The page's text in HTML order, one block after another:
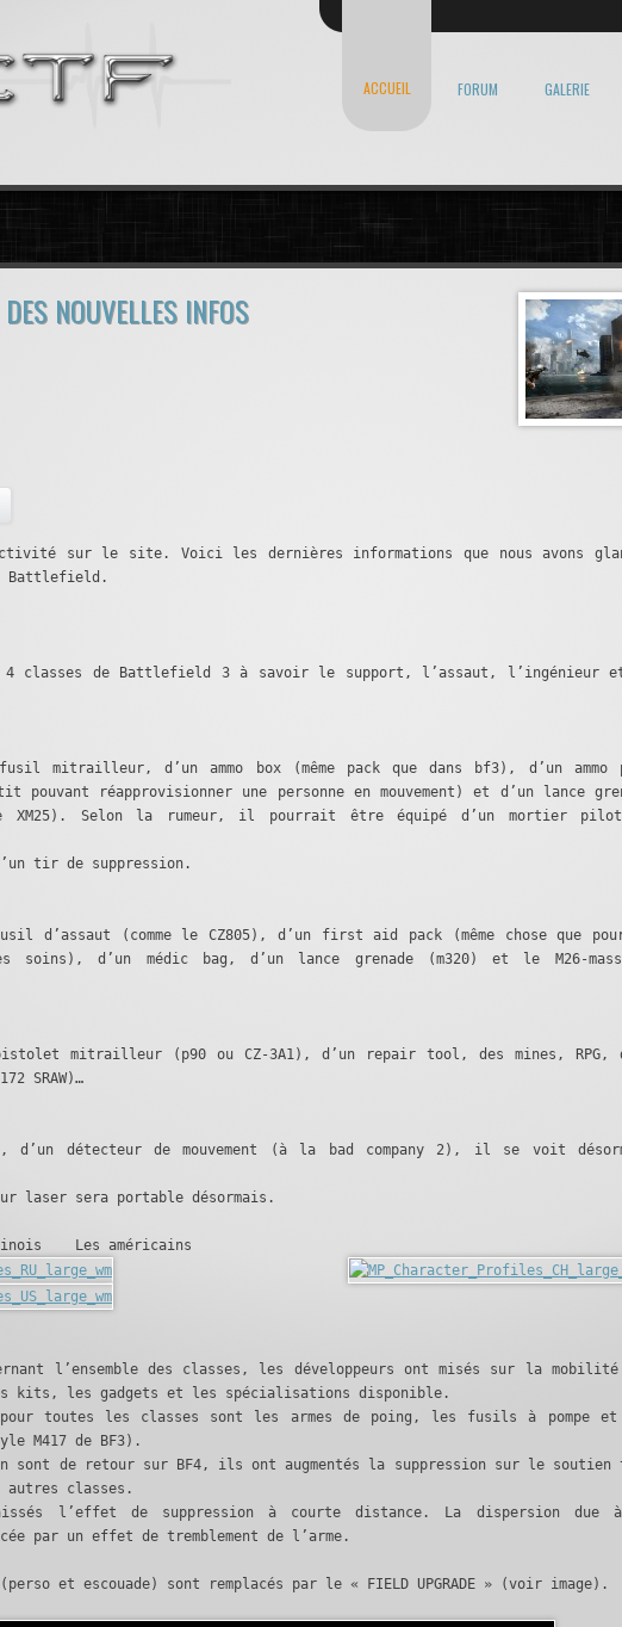
ACCUEIL FORUM GALERIE
NOUVELLES INFOS
sur le site. Voici les dernières informations que nous avons
Battlefield.
4 classes de Battlefield 3 à savoir le support, l’assaut, l’ingénieur
mitrailleur, d’un ammo box (même pack que dans bf3), d’un ammo
pouvant réapprovisionner une personne en mouvement) et d’un lance
le XM25). Selon la rumeur, il pourrait être équipé d’un mortier
tir de suppression.
d’assaut (comme le CZ805), d’un first aid pack (même chose que
soins), d’un médic bag, d’un lance grenade (m320) et le M26-
mitrailleur (p90 ou CZ-3A1), d’un repair tool, des mines, RPG,
SRAW)…
d’un détecteur de mouvement (à la bad company 2), il se voit
laser sera portable désormais.
Les américains
l’ensemble des classes, les développeurs ont misés sur la mobilité
kits, les gadgets et les spécialisations disponible.
pour toutes les classes sont les armes de poing, les fusils à pompe
M417 de BF3).
sont de retour sur BF4, ils ont augmentés la suppression sur le soutien
autres classes.
l’effet de suppression à courte distance. La dispersion due
par un effet de tremblement de l’arme.
et escouade) sont remplacés par le « FIELD UPGRADE » (voir image).